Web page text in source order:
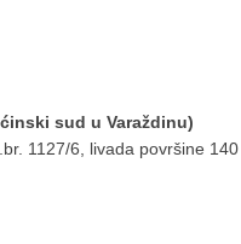
sud u Varaždinu)
1127/6, livada površine